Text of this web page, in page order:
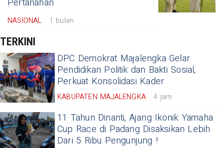
NASIONAL 1 bulan
TERKINI
DPC Demokrat Majalengka Gelar
Pendidikan Politik dan Bakti Sosial,
Perkuat Konsolidasi Kader
KABUPATEN MAJALENGKA 4 jam
11 Tahun Dinanti, Ajang Ikonik Yamaha
Cup Race di Padang Disaksikan Lebih
Dari 5 Ribu Pengunjung !